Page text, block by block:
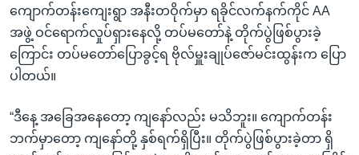
ကျောက်တန်းကျေးရွာ အနီးတဝိုက်မှာ ရခိုင်လက်နက်ကိုင် AA
အဖွဲ့ ဝင်ရောက်လှုပ်ရှားနေလို့ တပ်မတော်နဲ့ တိုက်ပွဲဖြစ်ပွားခဲ့
ကြောင်း တပ်မတော်ပြောခွင့်ရ ဗိုလ်မှူးချုပ်ဇော်မင်းထွန်းက ပြော
ပါတယ်။
“ဒီနေ့ အခြေအနေတော့ ကျနော်လည်း မသိဘူး။ ကျောက်တန်း
ဘက်မှာတော့ ကျနော်တို့ နှစ်ရက်ရှိပြီး။ တိုက်ပွဲဖြစ်ပွားခဲ့တာ ရှိ